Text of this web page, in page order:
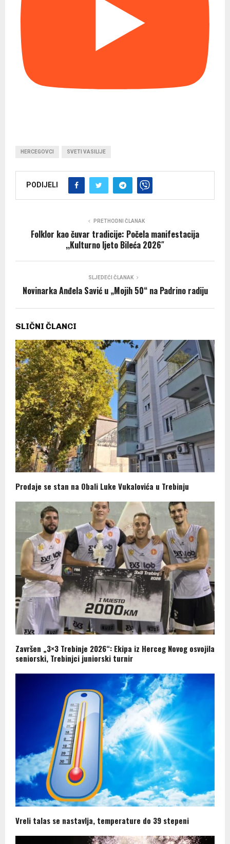
HERCEGOVCI SVETI VASILIJE
PODIJELI
PRETHODNI ČLANAK
Folklor kao čuvar tradicije: Počela manifestacija
,,Kulturno ljeto Bileća 2026″
SLJEDEĆI ČLANAK
Novinarka Anđela Savić u „Mojih 50“ na Padrino radiju
SLIČNI ČLANCI
Prodaje se stan na Obali Luke Vukalovića u Trebinju
Završen „3×3 Trebinje 2026“: Ekipa iz Herceg Novog osvojila
seniorski, Trebinjci juniorski turnir
Vreli talas se nastavlja, temperature do 39 stepeni